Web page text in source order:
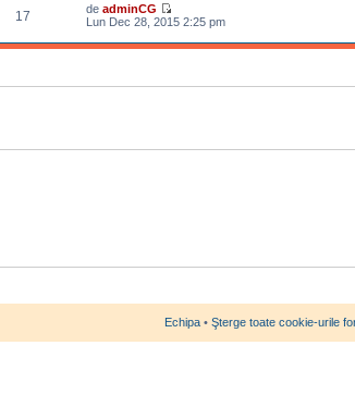
17 deadminCG
Lun Dec 28, 2015 2:25 pm
Echipa • Şterge toate cookie-urile